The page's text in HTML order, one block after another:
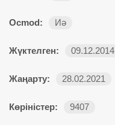
Ocmod: Иә
Жүктелген: 09.12.2014
Жаңарту: 28.02.2021
Көріністер: 9407